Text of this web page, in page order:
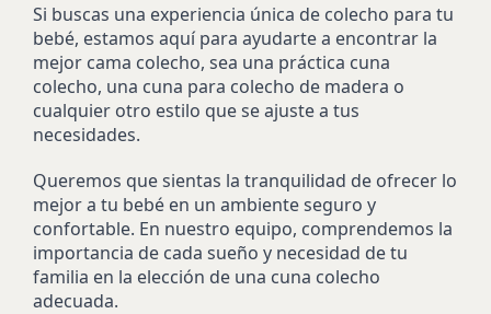
Si buscas una experiencia única de colecho para tu
bebé, estamos aquí para ayudarte a encontrar la
mejor cama colecho, sea una práctica cuna
colecho, una cuna para colecho de madera o
cualquier otro estilo que se ajuste a tus
necesidades.
Queremos que sientas la tranquilidad de ofrecer lo
mejor a tu bebé en un ambiente seguro y
confortable. En nuestro equipo, comprendemos la
importancia de cada sueño y necesidad de tu
familia en la elección de una cuna colecho
adecuada.